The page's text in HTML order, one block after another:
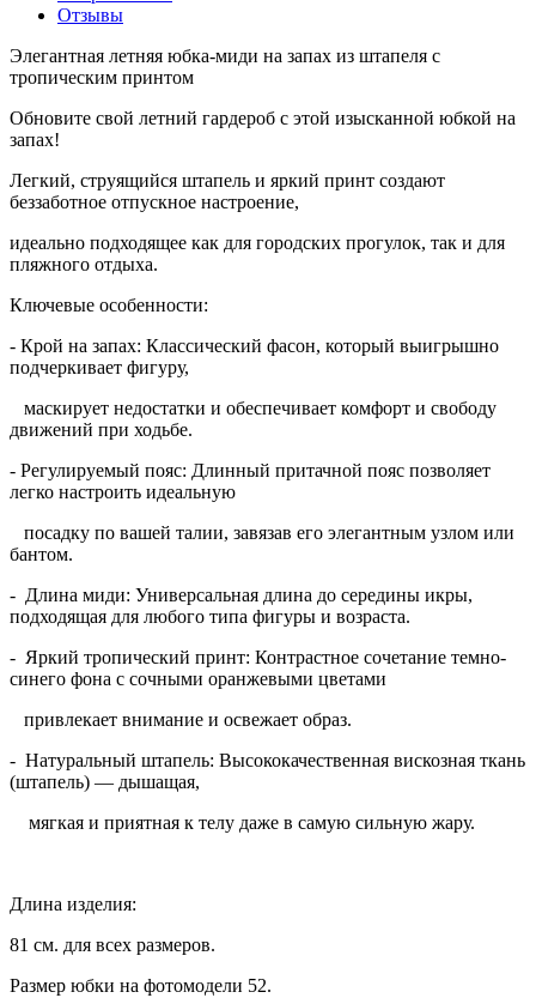
Отзывы
Элегантная летняя юбка-миди на запах из штапеля с
тропическим принтом
Обновите свой летний гардероб с этой изысканной юбкой на
запах!
Легкий, струящийся штапель и яркий принт создают
беззаботное отпускное настроение,
идеально подходящее как для городских прогулок, так и для
пляжного отдыха.
Ключевые особенности:
- Крой на запах: Классический фасон, который выигрышно
подчеркивает фигуру,
маскирует недостатки и обеспечивает комфорт и свободу
движений при ходьбе.
- Регулируемый пояс: Длинный притачной пояс позволяет
легко настроить идеальную
посадку по вашей талии, завязав его элегантным узлом или
бантом.
- Длина миди: Универсальная длина до середины икры,
подходящая для любого типа фигуры и возраста.
- Яркий тропический принт: Контрастное сочетание темно-
синего фона с сочными оранжевыми цветами
привлекает внимание и освежает образ.
- Натуральный штапель: Высококачественная вискозная ткань
(штапель) — дышащая,
мягкая и приятная к телу даже в самую сильную жару.
Длина изделия:
81 см. для всех размеров.
Размер юбки на фотомодели 52.